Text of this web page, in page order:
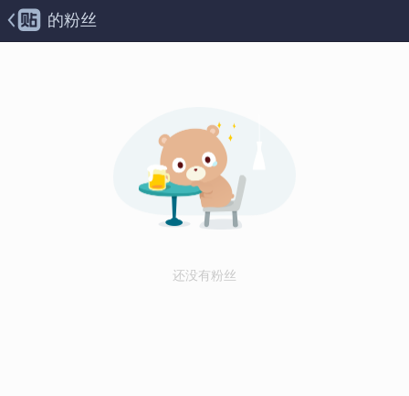
的粉丝
还没有粉丝